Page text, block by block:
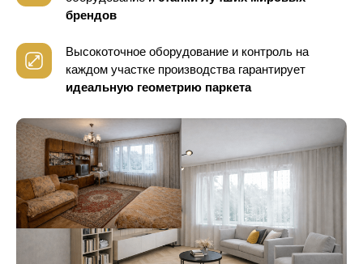
брендов
Высокоточное оборудование и контроль на
каждом участке производства гарантирует
идеальную геометрию паркета